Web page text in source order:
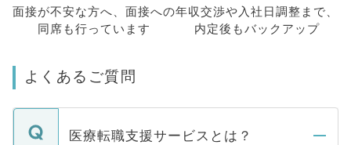
面接が不安な方へ、 面接への
同席も行っています
年収交渉や入社日調整まで、
内定後もバックアップ
よくあるご質問
医療転職支援サービスとは？